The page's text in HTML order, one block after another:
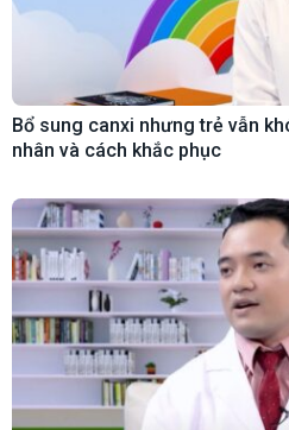
Bổ sung canxi nhưng trẻ vẫn
nhân và cách khắc phục